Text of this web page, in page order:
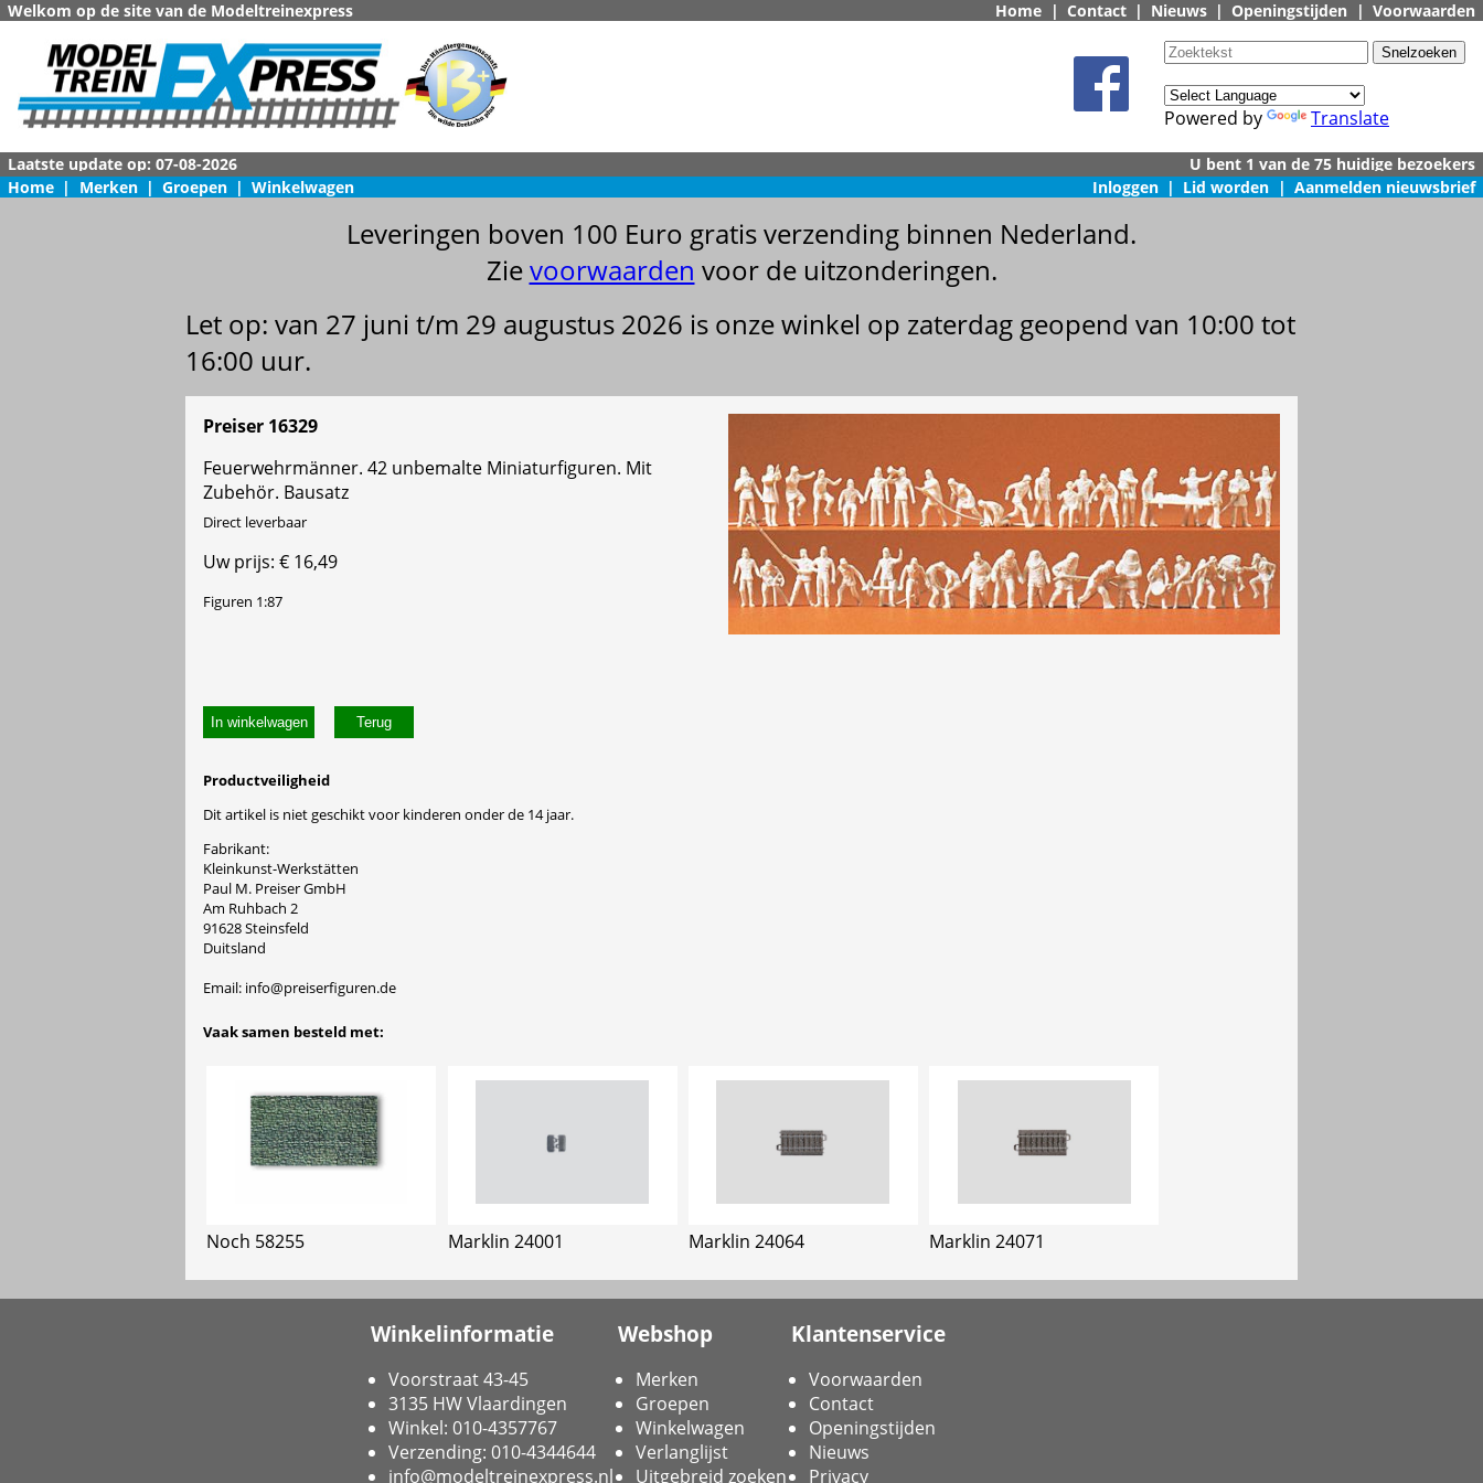
Welkom op de site van de Modeltreinexpress Home | Contact | Nieuws | Openingstijden | Voorwaarden
Powered by Translate
Home | Merken | Groepen | Winkelwagen Inloggen | Lid worden | Aanmelden nieuwsbrief
Leveringen boven 100 Euro gratis verzending binnen Nederland.
Zievoorwaarden voor de uitzonderingen.
Let op: van 27 juni t/m 29 augustus 2026 is onze winkel op zaterdag geopend van 10:00 tot
16:00 uur.
Preiser 16329
Feuerwehrmänner. 42 unbemalte Miniaturfiguren. Mit
Zubehör. Bausatz
Direct leverbaar
Uw prijs: € 16,49
Figuren 1:87
In winkelwagen
Productveiligheid
Dit artikel is niet geschikt voor kinderen onder de 14 jaar.
Fabrikant:
Kleinkunst-Werkstätten
Paul M. Preiser GmbH
Am Ruhbach 2
91628 Steinsfeld
Duitsland
Email: info@preiserfiguren.de
Vaak samen besteld met:
Noch 58255 Marklin 24001 Marklin 24064 Marklin 24071
Winkelinformatie
Voorstraat 43-45
3135 HW Vlaardingen
Winkel: 010-4357767
Verzending: 010-4344644
info@modeltreinexpress.nl
Webshop
Merken
Groepen
Winkelwagen
Verlanglijst
Uitgebreid zoeken
Klantenservice
Voorwaarden
Contact
Openingstijden
Nieuws
Privacy